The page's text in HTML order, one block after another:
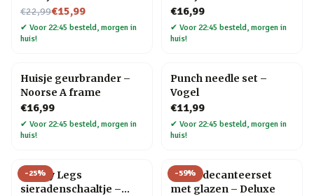
€22,99
Nu voor€15,99
✔ Voor 22:45 besteld, morgen in
huis!
€16,99
✔ Voor 22:45 besteld, morgen in
huis!
Huisje geurbrander –
Noorse A frame
€16,99
✔ Voor 22:45 besteld, morgen in
huis!
Punch needle set –
Vogel
€11,99
✔ Voor 22:45 besteld, morgen in
huis!
-25%
Happy Legs
sieradenschaaltje –
-59%
Globe decanteerset
met glazen – Deluxe